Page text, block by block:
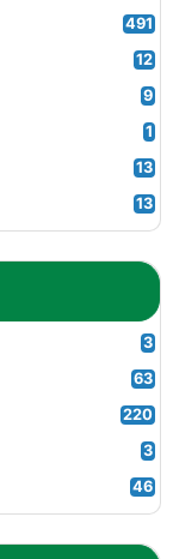
491
12
9
1
13
13
3
63
220
3
46